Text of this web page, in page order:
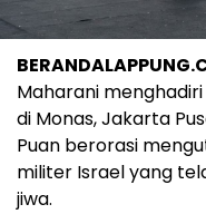
Maharani
di Monas, Jakarta
Puan berorasi
militer Israel yang
jiwa.